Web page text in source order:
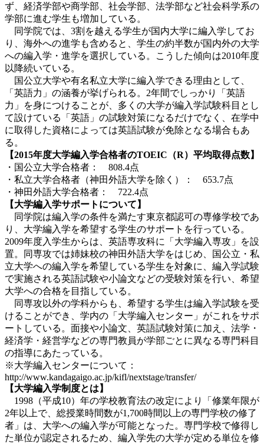
ず、経済学部や商学部、社会学部、法学部など社会科学系の
学部に進む学生も増加している。
同学院では、3割を越える学生が国内大学に編入学してお
り、海外への進学も含めると、学生の約半数が国内外の大学
への編入学・進学を選択している。こうした傾向は2010年度
以降続いている。
国公立大学や有名私立大学に編入学できる理由として、
「英語力」の涵養が挙げられる。2年間でしっかり「英語
力」を身につけることが、多くの大学が編入学試験科目とし
て設けている「英語」の試験対策になるだけでなく、在学中
に取得した資格によっては英語試験が免除となる場合もあ
る。
【2015年度大学編入学合格者のTOEIC（R）平均取得点数】
・国公立大学合格者： 808.4点
・私立大学合格者（神田外語大学を除く）： 653.7点
・神田外語大学合格者： 722.4点
【大学編入学サポートについて】
同学院は編入学の条件を満たす東京都認可の専修学校であ
り、大学編入学を希望する学生のサポートを行っている。
2009年度入学生からは、英語専攻科に「大学編入専攻」を設
置。同専攻では姉妹校の神田外語大学をはじめ、国公立・私
立大学への編入学を希望している学生を対象に、編入学試験
で実施される英語試験や小論文などの受験対策を行い、希望
大学への合格を目指している。
同専攻以外の学科からも、希望する学生は編入学試験を受
けることができ、学内の「大学編入センター」がこれをサポ
ートしている。面接や小論文、英語試験対策に加え、法学・
経済学・経営学などの専門教員が学部ごとに異なる専門科目
の指導にあたっている。
※大学編入センターについて：
http://www.kandagaigo.ac.jp/kifl/nextstage/transfer/
【大学編入学制度とは】
1998（平成10）年の学校教育法の改定により「修業年限が
2年以上で、総授業時間数が1,700時間以上の専門学校の修了
者」は、大学への編入学が可能となった。専門学校で修得し
た単位が認定されるため、編入学先の大学が定める単位を修